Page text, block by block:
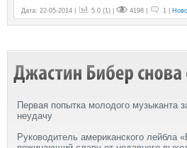
Дата: 22-05-2014 | 5.0 (1 ) | 4198 | 1 |
Первая попытка молодого музыканта
неудачу
Руководитель американского лейбла